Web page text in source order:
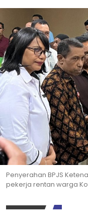
Penyerahan BPJS
pekerja rentan warga